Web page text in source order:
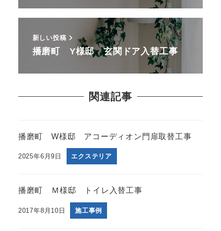
新しい投稿
播磨町 Y様邸 玄関ドア入替工事
関連記事
播磨町 W様邸 アコーディオン門扉取替工事
2025年6月9日 エクステリア
播磨町 Ｍ様邸 トイレ入替工事
2017年8月10日 施工事例